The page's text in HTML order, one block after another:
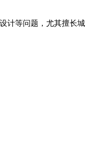
计等问题，尤其擅长城